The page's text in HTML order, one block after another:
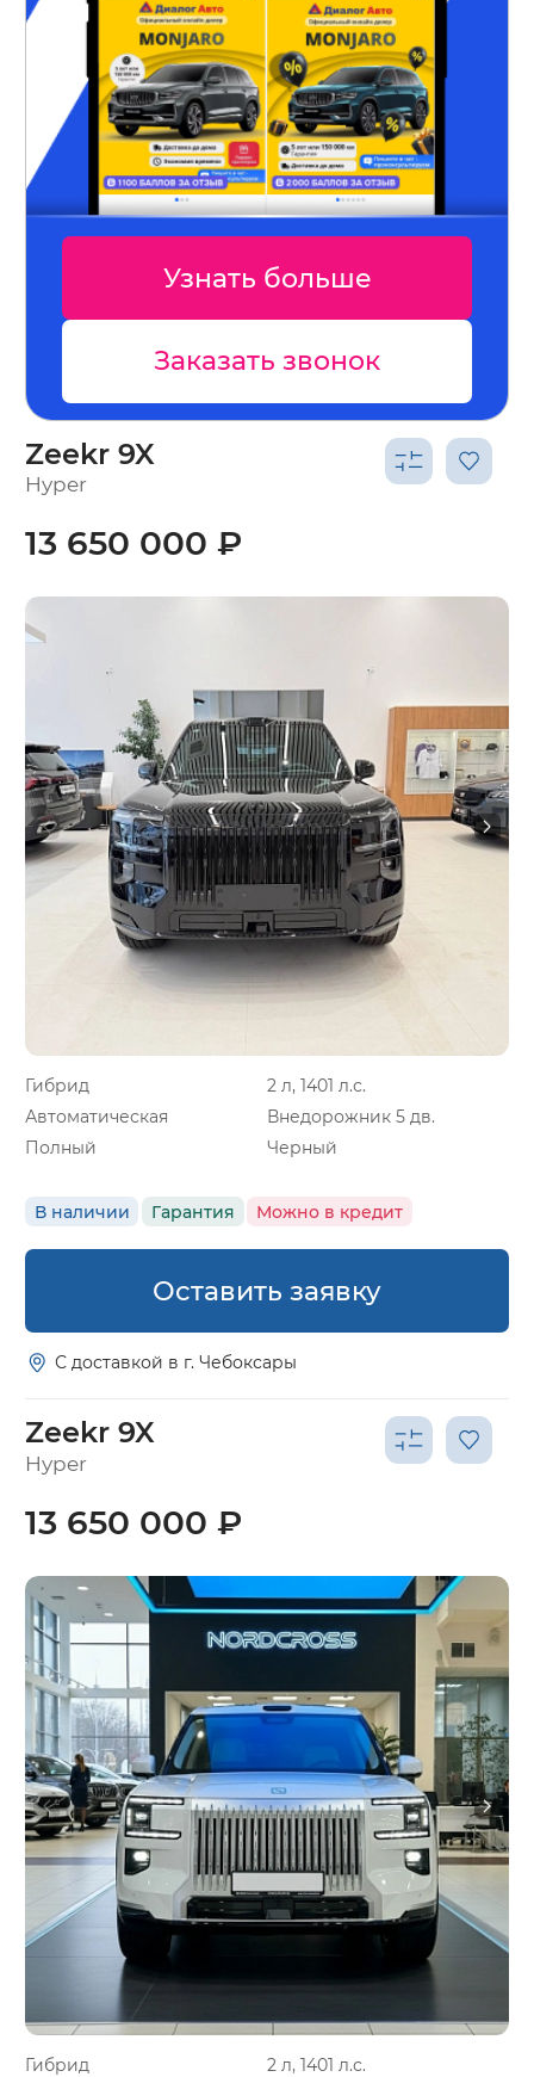
Узнать больше
Заказать звонок
Zeekr 9X
Hyper
Гибрид
2 л, 1401 л.с.
Автоматическая
Внедорожник 5 дв.
Полный
Черный
В наличии Гарантия Можно в кредит
13 650 000 ₽
Оставить заявку
С доставкой в г. Чебоксары
Zeekr 9X
Hyper
Гибрид
2 л, 1401 л.с.
13 650 000 ₽